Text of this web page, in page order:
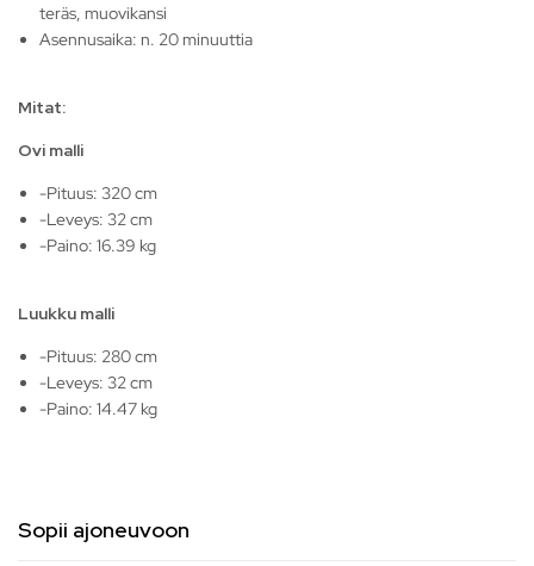
teräs, muovikansi
Asennusaika: n. 20 minuuttia
Mitat:
Ovi malli
-Pituus: 320 cm
-Leveys: 32 cm
-Paino: 16.39 kg
Luukku malli
-Pituus: 280 cm
-Leveys: 32 cm
-Paino: 14.47 kg
Sopii ajoneuvoon